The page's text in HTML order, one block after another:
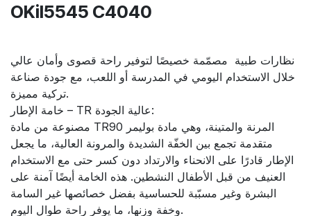
OKil5545 C4040
نظارات طبية مصمّمة خصيصًا لتوفير راحة قصوى وأمان عالي
خلال الاستخدام اليومي في المدرسة أو اللعب، مع جودة صناعة
تركية مميزة.
خامة الإطار – TR عالية الجودة:
مصنوعة من مادة TR90 المرنة والمتينة، وهي مادة بوليمر
متقدمة تجمع بين الخفّة الشديدة والمرونة العالية، ما يجعل
الإطار قادرًا على الانحناء والارتداد دون كسر حتى مع الاستخدام
العنيف من قبل الأطفال النشطين. هذه الخامة أيضًا آمنة على
البشرة وغير مسبّبة للحساسية بفضل خصائصها غير السامة
وخفة وزنها، ما يوفر راحة طوال اليوم.